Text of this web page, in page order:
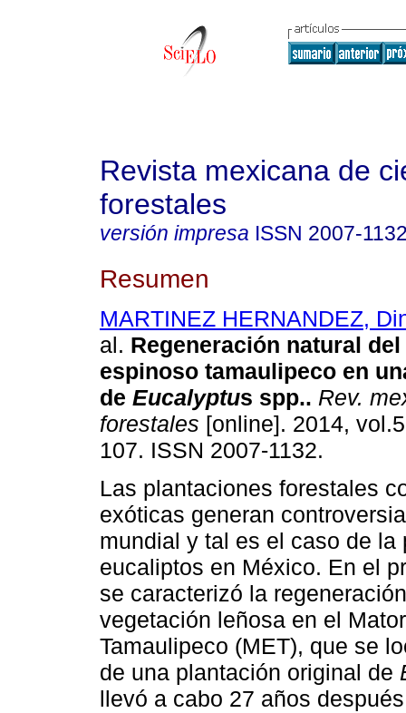
Revista mexicana de
forestales
versión impresa ISSN 2007-
Resumen
MARTINEZ HERNANDEZ,
al. Regeneración natural
espinoso tamaulipeco en
de Eucalyptus spp.. Rev.
forestales [online]. 2014,
107. ISSN 2007-1132.
Las plantaciones forestales
exóticas generan
mundial y tal es el caso de la
eucaliptos en México. En el
se caracterizó la
vegetación leñosa en el
Tamaulipeco (MET), que se
de una plantación original de
llevó a cabo 27 años